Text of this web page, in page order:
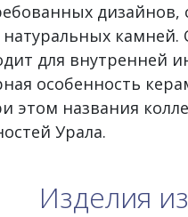
дизайнов,
камней.
для внутренней
особенность
этом названия
Урала.
Изделия